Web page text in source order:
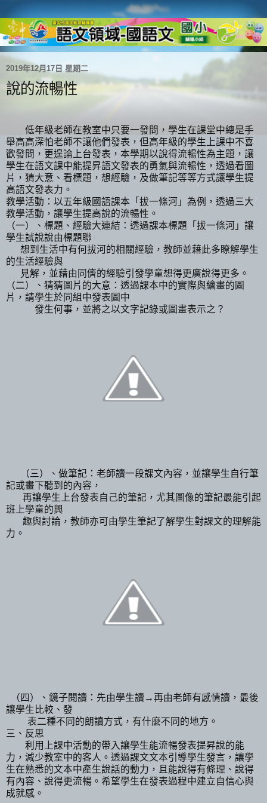
2019年12月17日 星期二
說的流暢性
低年級老師在教室中只要一發問，學生在課堂中總是手
舉高高深怕老師不讓他們發表，但高年級的學生上課中不喜
歡發問，更遑論上台發表，本學期以說得流暢性為主題，讓
學生在語文課中能提昇語文發表的勇氣與流暢性，透過看圖
片，猜大意、看標題，想經驗，及做筆記等等方式讓學生提
高語文發表力。
教學活動：以五年級國語課本「拔一條河」為例，透過三大
教學活動，讓學生提高說的流暢性。
（一）、標題、經驗大連結：透過課本標題「拔一條河」讓
學生試說說由標題聯
想到生活中有何拔河的相關經驗，教師並藉此多瞭解學生
的生活經驗與
見解，並藉由同儕的經驗引發學童想得更廣說得更多。
（二）、猜猜圖片的大意：透過課本中的實際與繪畫的圖
片，請學生於同組中發表圖中
發生何事，並將之以文字記錄或圖畫表示之？
（三）、做筆記：老師讀一段課文內容，並讓學生自行筆
記或畫下聽到的內容，
再讓學生上台發表自己的筆記，尤其圖像的筆記最能引起
班上學童的興
趣與討論，教師亦可由學生筆記了解學生對課文的理解能
力。
（四）、鏡子閱讀：先由學生讀→再由老師有感情讀，最後
讓學生比較、發
表二種不同的朗讀方式，有什麼不同的地方。
三、反思
利用上課中活動的帶入讓學生能流暢發表提昇說的能
力，減少教室中的客人。透過課文文本引導學生發言，讓學
生在熟悉的文本中產生說話的動力，且能說得有條理、說得
有內容、說得更流暢。希望學生在發表過程中建立自信心與
成就感。